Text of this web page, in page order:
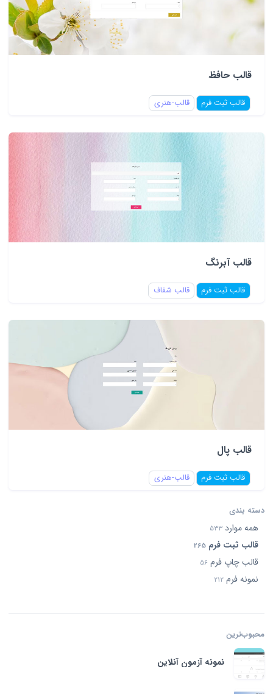
قالب حافظ
قالب ثبت فرم قالب-هنری
قالب آبرنگ
قالب ثبت فرم قالب شفاف
قالب پال
قالب ثبت فرم قالب-هنری
دسته بندی
همه موارد 533
قالب ثبت فرم 265
قالب چاپ فرم 56
نمونه فرم 212
محبوب‌ترین‌
نمونه آزمون آنلاین